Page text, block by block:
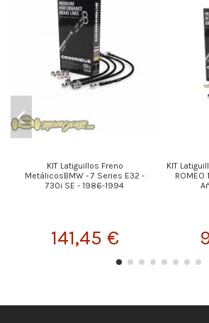
KIT Latiguillos Freno
MetálicosBMW - 7 Series E32 -
730i SE - 1986-1994
141,45 €
KIT
ROMEO